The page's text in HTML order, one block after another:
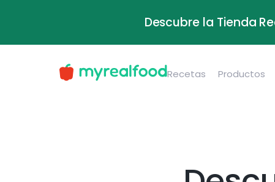
Descubre la Tienda
Recetas Productos